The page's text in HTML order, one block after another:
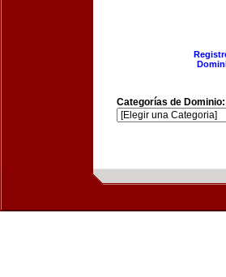
Categorías de Dominio: